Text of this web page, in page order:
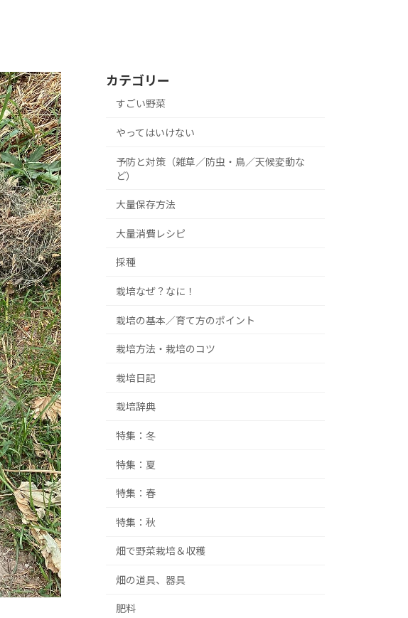
カテゴリー
すごい野菜
やってはいけない
予防と対策（雑草／防虫・鳥／天候変動な
ど）
大量保存方法
大量消費レシピ
採種
栽培なぜ？なに！
栽培の基本／育て方のポイント
栽培方法・栽培のコツ
栽培日記
栽培辞典
特集：冬
特集：夏
特集：春
特集：秋
畑で野菜栽培＆収穫
畑の道具、器具
肥料